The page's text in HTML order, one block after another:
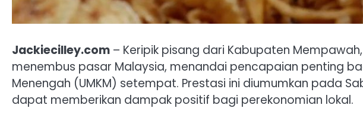
Jackiecilley.com – Keripik pisang dari Kabupaten
menembus pasar Malaysia, menandai pencapaian penting
Menengah (UMKM) setempat. Prestasi ini diumumkan pada
dapat memberikan dampak positif bagi perekonomian lokal.